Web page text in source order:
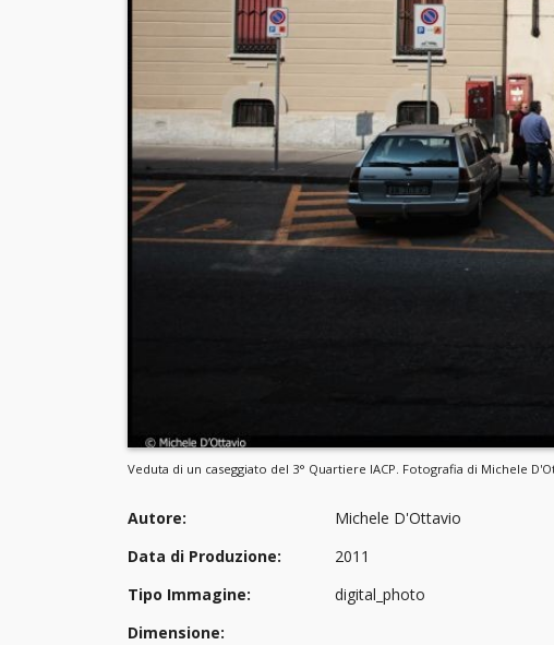
Veduta di un caseggiato del 3° Quartiere IACP. Fotografia di Michele
Autore:
Michele D'Ottavio
Data di Produzione:
2011
Tipo Immagine:
digital_photo
Dimensione: